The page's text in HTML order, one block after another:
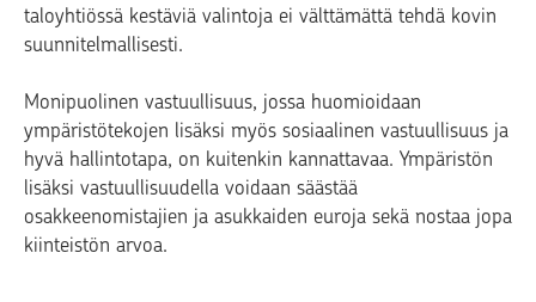
taloyhtiössä kestäviä valintoja ei välttämättä tehdä kovin
suunnitelmallisesti.
Monipuolinen vastuullisuus, jossa huomioidaan
ympäristötekojen lisäksi myös sosiaalinen vastuullisuus ja
hyvä hallintotapa, on kuitenkin kannattavaa. Ympäristön
lisäksi vastuullisuudella voidaan säästää
osakkeenomistajien ja asukkaiden euroja sekä nostaa jopa
kiinteistön arvoa.